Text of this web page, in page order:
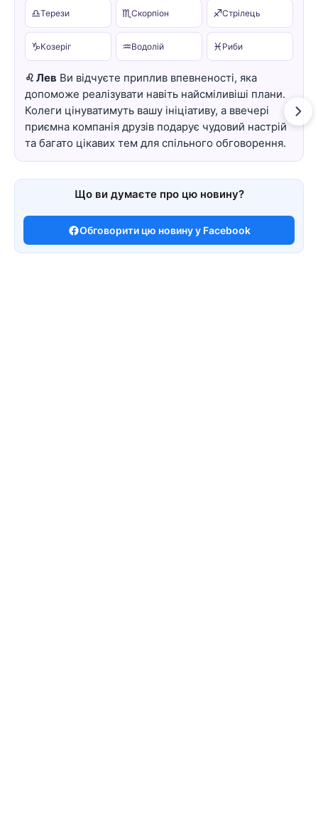
♎Терези ♏Скорпіон ♐Стрілець
♑Козеріг ♒Водолій ♓ Риби
♌ Лев Ви відчуєте приплив впевненості, яка
допоможе реалізувати навіть найсміливіші плани.
Колеги цінуватимуть вашу ініціативу, а ввечері
приємна компанія друзів подарує чудовий настрій
та багато цікавих тем для спільного обговорення.
Що ви думаєте про цю новину?
Обговорити цю новину у Facebook